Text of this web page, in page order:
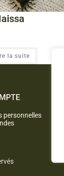
la suite
personnelles